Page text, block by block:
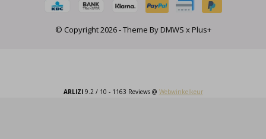
© Copyright2026- Theme ByDMWS xPlus+
ARLIZI9.2/ 10 - 1163 Reviews @ Webwinkelkeur